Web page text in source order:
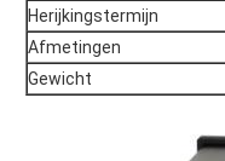
Herijkingstermijn
Afmetingen
Gewicht